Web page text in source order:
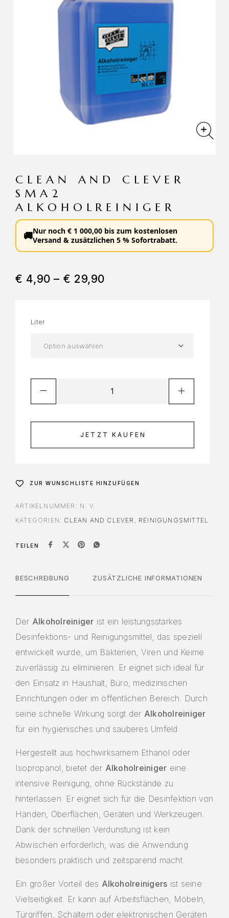
CLEAN AND CLEVER
SMA2
ALKOHOLREINIGER
🚚Nur noch € 1 000,00 bis zum kostenlosen
Versand & zusätzlichen 5 % Sofortrabatt.
€ 4,90 – € 29,90
Liter
JETZT KAUFEN
ZUR WUNSCHLISTE HINZUFÜGEN
ARTIKELNUMMER: N. V.
KATEGORIEN: CLEAN AND CLEVER , REINIGUNGSMITTEL
TEILEN
BESCHREIBUNG ZUSÄTZLICHE INFORMATIONEN
Der Alkoholreiniger ist ein leistungsstarkes
Desinfektions- und Reinigungsmittel, das speziell
entwickelt wurde, um Bakterien, Viren und Keime
zuverlässig zu eliminieren. Er eignet sich ideal für
den Einsatz in Haushalt, Büro, medizinischen
Einrichtungen oder im öffentlichen Bereich. Durch
seine schnelle Wirkung sorgt der Alkoholreiniger
für ein hygienisches und sauberes Umfeld.
Hergestellt aus hochwirksamem Ethanol oder
Isopropanol, bietet der Alkoholreiniger eine
intensive Reinigung, ohne Rückstände zu
hinterlassen. Er eignet sich für die Desinfektion von
Händen, Oberflächen, Geräten und Werkzeugen.
Dank der schnellen Verdunstung ist kein
Abwischen erforderlich, was die Anwendung
besonders praktisch und zeitsparend macht.
Ein großer Vorteil des Alkoholreinigers ist seine
Vielseitigkeit. Er kann auf Arbeitsflächen, Möbeln,
Türgriffen, Schaltern oder elektronischen Geräten